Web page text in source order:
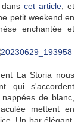
cet article, et
petit weekend en
enchantée et
La Storia nous
qui s'accordent
de blanc,
mettent en